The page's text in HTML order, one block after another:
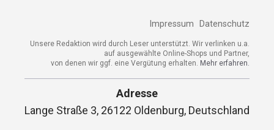
Impressum Datenschutz
Unsere Redaktion wird durch Leser unterstützt. Wir verlinken u.a.
auf ausgewählte Online-Shops und Partner,
von denen wir ggf. eine Vergütung erhalten. Mehr erfahren.
Adresse
Lange Straße 3, 26122 Oldenburg, Deutschland